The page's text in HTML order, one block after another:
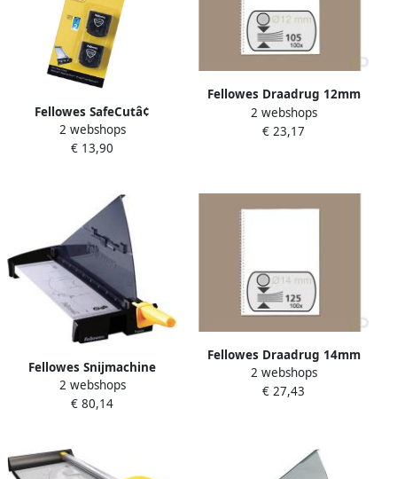
Fellowes SafeCutâ¢
vervangende snijmessen 2
pak
2 webshops
€ 13,90
Fellowes Draadrug 12mm
34-rings A4 zilver 100 stuks
2 webshops
€ 23,17
Fellowes Snijmachine
bordschaar Fusion A3
2 webshops
€ 80,14
Fellowes Draadrug 14mm
34-rings A4 zilver 100 stuks
2 webshops
€ 27,43